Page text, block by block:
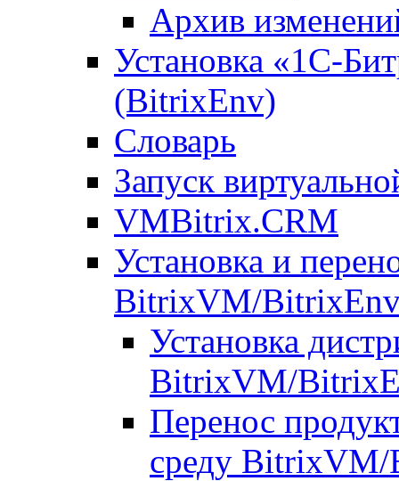
Архив
Установка «1С-
(BitrixEnv)
Словарь
Запуск
VMBitrix.CRM
Установка и
BitrixVM/
Установка
BitrixVM/
Перенос
среду